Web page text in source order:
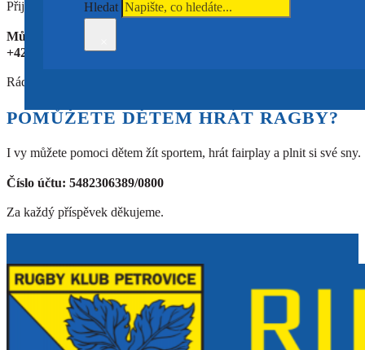
Hledat
Přijď se podívat na jakýkoliv trénink! Informace o tom, kdy a kde
Můžeš také zavolat:
+420 775 981 335
Rádi poradíme každému! Neboj se, a přijď!
POMŮŽETE DĚTEM HRÁT RAGBY?
I vy můžete pomoci dětem žít sportem, hrát fairplay a plnit si své sny.
Číslo účtu: 5482306389/0800
Za každý příspěvek děkujeme.